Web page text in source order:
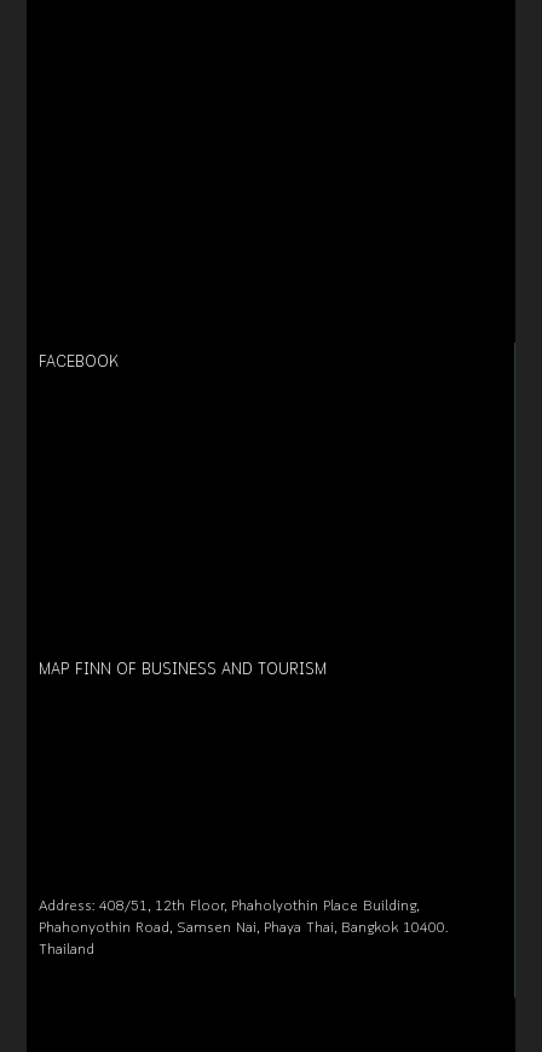
FACEBOOK
MAP FINN OF BUSINESS AND TOURISM
Address: 408/51, 12th Floor, Phaholyothin Place Building,
Phahonyothin Road, Samsen Nai, Phaya Thai, Bangkok 10400.
Thailand